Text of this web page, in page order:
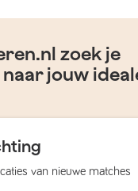
zoek je
jouw
van nieuwe matches